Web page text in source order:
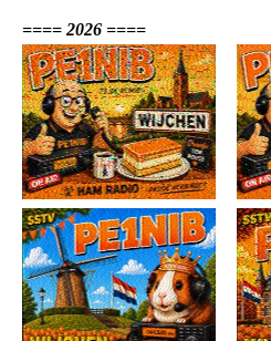
==== 2026 ====